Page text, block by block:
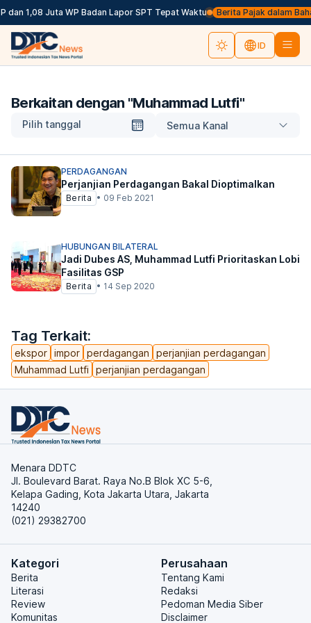
dan 1,08 Juta WP Badan Lapor SPT Tepat Waktu Berita Pajak dalam
ID
Berkaitan dengan "Muhammad Lutfi"
Pilih tanggal Semua Kanal
Tag Terkait:
ekspor impor perdagangan
perjanjian perdagangan
Muhammad Lutfi
perjanjian perdagangan
PERDAGANGAN
Perjanjian Perdagangan Bakal Dioptimalkan
Berita • 09 Feb 2021
HUBUNGAN BILATERAL
Jadi Dubes AS, Muhammad Lutfi Prioritaskan Lobi
Fasilitas GSP
Berita • 14 Sep 2020
Menara DDTC
Jl. Boulevard Barat. Raya No.B Blok XC 5-6,
Kelapa Gading, Kota Jakarta Utara, Jakarta
14240
(021) 29382700
Kategori
Berita
Literasi
Review
Komunitas
Perusahaan
Tentang Kami
Redaksi
Pedoman Media Siber
Disclaimer